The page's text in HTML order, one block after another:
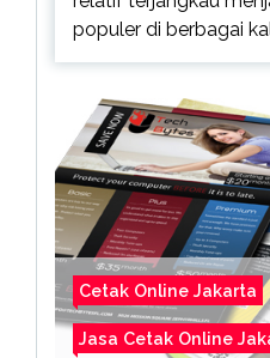
populer di berbagai
Cetak Online Jakarta
Jasa Cetak Online